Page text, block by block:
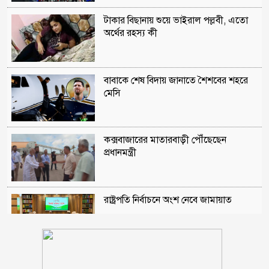
টাকার বিছানায় শুয়ে ভাইরাল পল্লবী, এতো
অর্থের রহস্য কী
বাবাকে শেষ বিদায় জানাতে শৈশবের শহরে
মেসি
কক্সবাজারের মাতারবাড়ী পৌঁছেছেন
প্রধানমন্ত্রী
রাষ্ট্রপতি নির্বাচনে অংশ নেবে জামায়াত